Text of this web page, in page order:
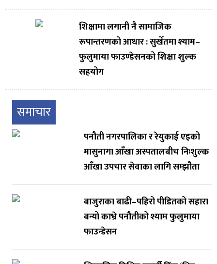
शिक्षामा लगानी नै सामाजिक
रूपान्तरणको आधार : सुर्खेतमा श्याम–
फुलुमाया फाउण्डेसनको शिक्षा शुल्क
सहयोग
समाचार
पनौती नगरपालिका र रेयुकाई एइको
मासुनागा आँखा अस्पतालबीच निःशुल्क
आँखा उपचार सेवाका लागि सम्झौता
बाजुराका बाढी–पहिरो पीडितको सहारा
बन्यो काभ्रे पनौतीको श्याम फुलुमाया
फाउन्डेसन